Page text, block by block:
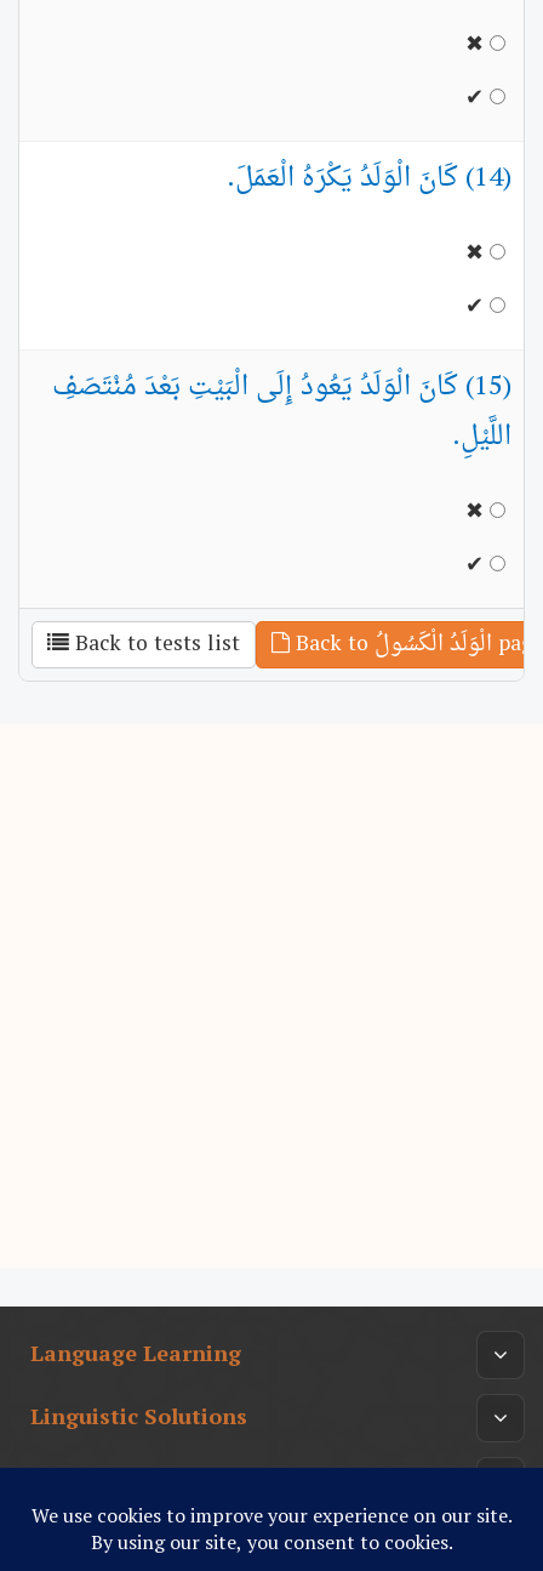
✖
✔
(14) كَانَ الْوَلَدُ يَكْرَهُ الْعَمَلَ.
✖
✔
(15) كَانَ الْوَلَدُ يَعُودُ إِلَى الْبَيْتِ بَعْدَ مُنْتَصَفِ
اللَّيْلِ.
✖
✔
Back to tests list
Back to الْوَلَدُ الْكَسُولُ page
Language Learning
Linguistic Solutions
Arabic Culture
أدب عربي